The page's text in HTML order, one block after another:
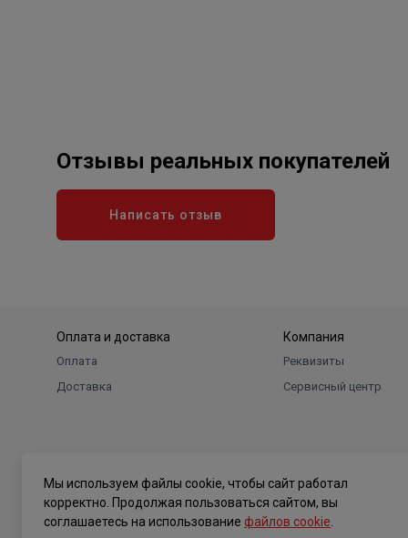
Отзывы реальных покупателей
Написать отзыв
Оплата и доставка
Оплата
Доставка
Компания
Реквизиты
Сервисный центр
Мы используем файлы cookie, чтобы сайт работал
корректно. Продолжая пользоваться сайтом, вы
соглашаетесь на использование файлов cookie